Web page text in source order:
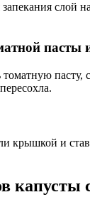
слой
пасты
томатную
крышкой и
капусты